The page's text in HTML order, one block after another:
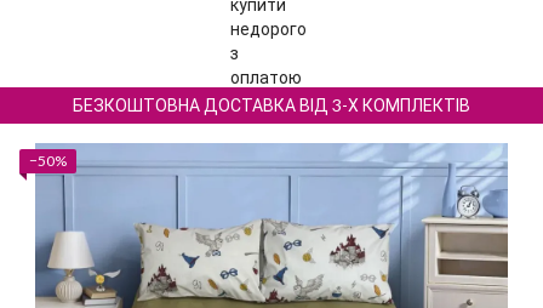
БЕЗКОШТОВНА ДОСТАВКА ВІД 3-Х КОМПЛЕКТІВ
−50%